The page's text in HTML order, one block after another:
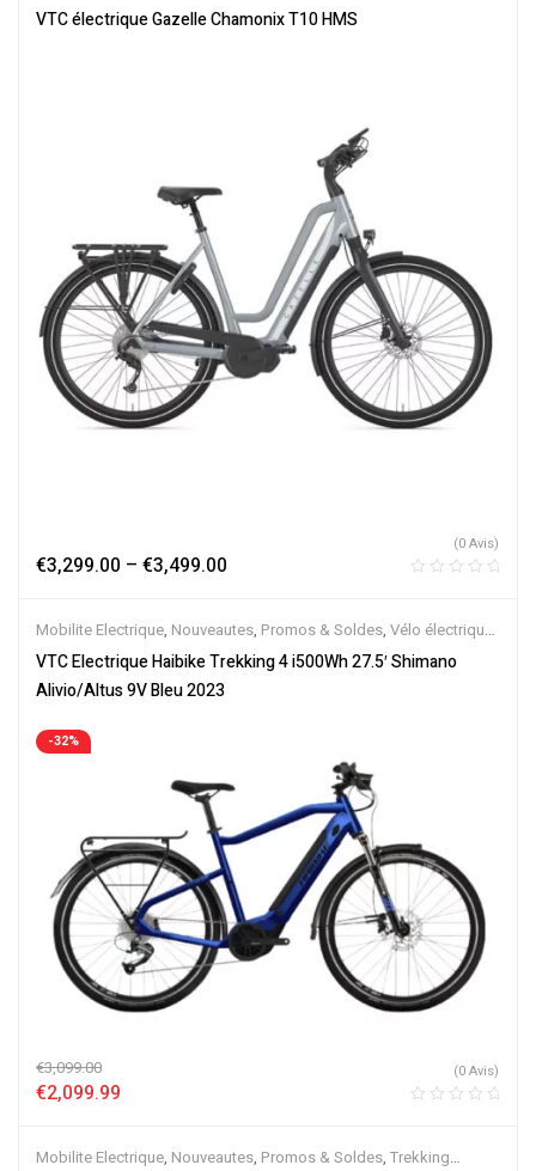
électrique,Vélo électrique ville,Velos Electriques
VTC électrique Gazelle Chamonix T10 HMS
€3,299.00 – €3,499.00
(0 Avis)
Mobilite Electrique, Nouveautes, Promos & Soldes, Vélo électrique
ville,Velos Electriques,VTC Electrique
VTC Electrique Haibike Trekking 4 i500Wh 27.5′ Shimano
Alivio/Altus 9V Bleu 2023
-32%
€3,099.00
€2,099.99
(0 Avis)
Mobilite Electrique, Nouveautes, Promos & Soldes, Trekking